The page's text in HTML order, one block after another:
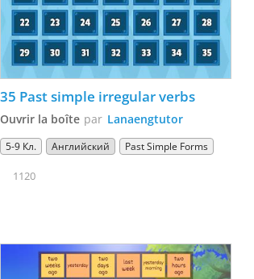
Ouvrir la boîte par Lanaengtutor
5-9 Кл. Английский Past Simple Forms
1120